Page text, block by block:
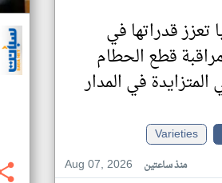
تعزز قدراتها في
قطع الحطام
المتزايدة في المدار
Varieties
Aug 07, 2026
منذ ساعتين